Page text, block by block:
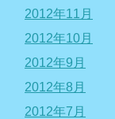
2012年11月
2012年10月
2012年9月
2012年8月
2012年7月